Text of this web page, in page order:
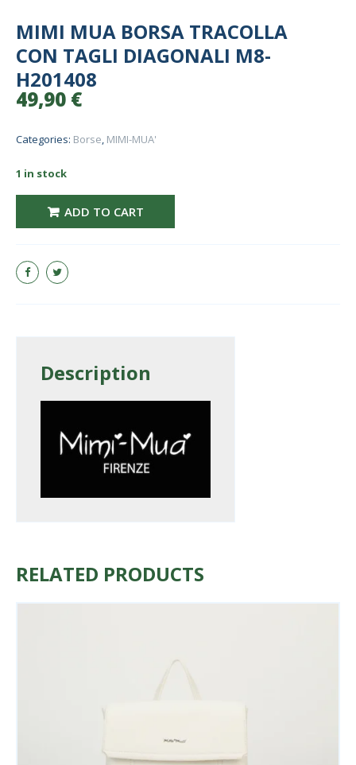
MIMI MUA BORSA TRACOLLA
CON TAGLI DIAGONALI M8-
H201408
49,90 €
Categories: Borse, MIMI-MUA'
1 in stock
ADD TO CART
Description
RELATED PRODUCTS